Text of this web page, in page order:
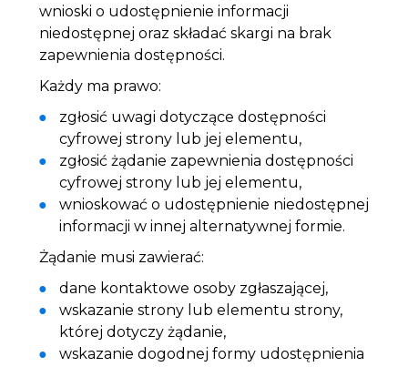
wnioski o udostępnienie informacji
niedostępnej oraz składać skargi na brak
zapewnienia dostępności.
Każdy ma prawo:
zgłosić uwagi dotyczące dostępności
cyfrowej strony lub jej elementu,
zgłosić żądanie zapewnienia dostępności
cyfrowej strony lub jej elementu,
wnioskować o udostępnienie niedostępnej
informacji w innej alternatywnej formie.
Żądanie musi zawierać:
dane kontaktowe osoby zgłaszającej,
wskazanie strony lub elementu strony,
której dotyczy żądanie,
wskazanie dogodnej formy udostępnienia